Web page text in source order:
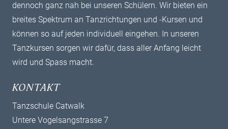
dennoch ganz nah bei unseren Schülern. Wir bieten ein
breites ­Spektrum an Tanzrichtungen und -Kursen und
können so auf jeden individuell ­eingehen. In unseren
Tanzkursen sorgen wir dafür, dass aller Anfang leicht
wird und Spass macht.
KONTAKT
Tanzschule Catwalk
Untere Vogelsangstrasse 7